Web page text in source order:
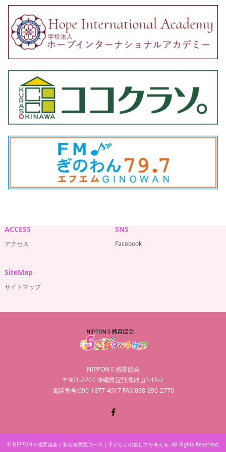
ACCESS
アクセス
SNS
Facebook
SiteMap
サイトマップ
NIPPON５感育協会
〒901-2207 沖縄県宜野湾神山1-18-2
電話番号:090-1877-4917 FAX:098-890-2770
© NIPPON５感育協会｜安心食実践コース｜子どもとの接し方を考える. All Rights Reserved.